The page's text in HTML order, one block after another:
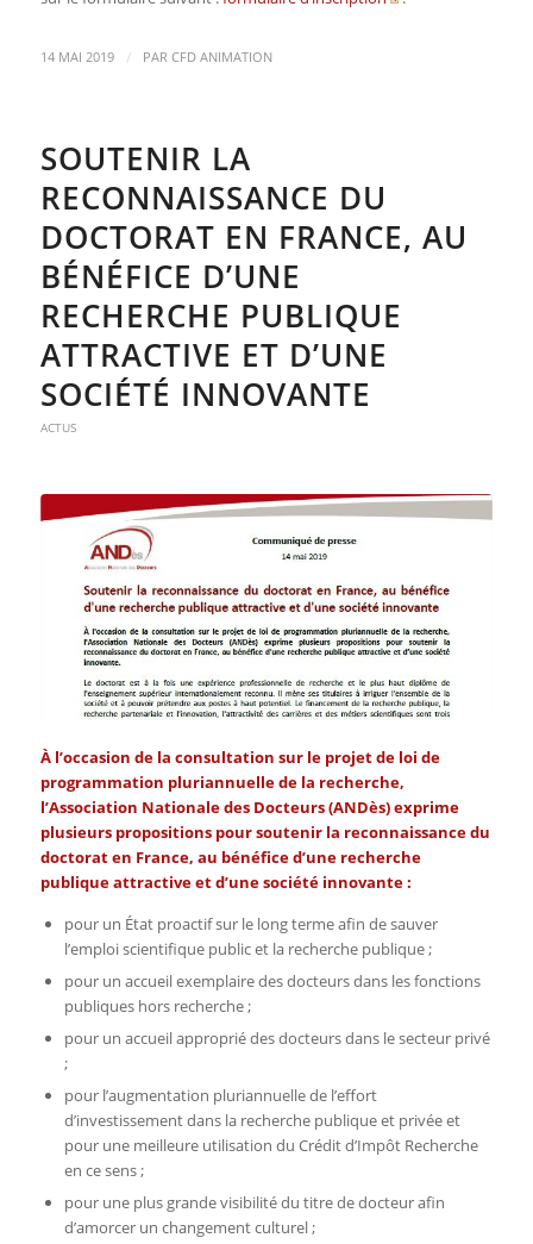
14 MAI 2019 / PAR CFD ANIMATION
SOUTENIR LA
RECONNAISSANCE DU
DOCTORAT EN FRANCE, AU
BÉNÉFICE D’UNE
RECHERCHE PUBLIQUE
ATTRACTIVE ET D’UNE
SOCIÉTÉ INNOVANTE
ACTUS
À l’occasion de la consultation sur le projet de loi de
programmation pluriannuelle de la recherche,
l’Association Nationale des Docteurs (ANDès) exprime
plusieurs propositions pour soutenir la reconnaissance du
doctorat en France, au bénéfice d’une recherche
publique attractive et d’une société innovante :
pour un État proactif sur le long terme afin de sauver
l’emploi scientifique public et la recherche publique ;
pour un accueil exemplaire des docteurs dans les fonctions
publiques hors recherche ;
pour un accueil approprié des docteurs dans le secteur privé
;
pour l’augmentation pluriannuelle de l’effort
d’investissement dans la recherche publique et privée et
pour une meilleure utilisation du Crédit d’Impôt Recherche
en ce sens ;
pour une plus grande visibilité du titre de docteur afin
d’amorcer un changement culturel ;